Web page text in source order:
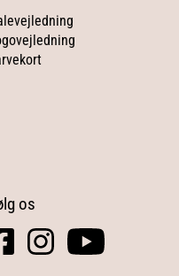
os
facebook
square
instagramyoutube